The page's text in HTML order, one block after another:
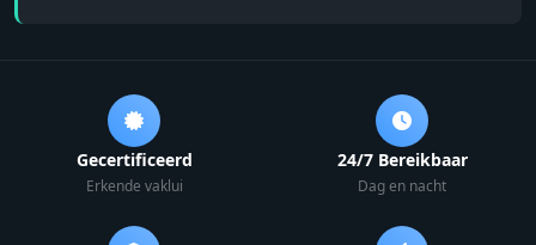
Gecertificeerd
Erkende vaklui
24/7 Bereikbaar
Dag en nacht